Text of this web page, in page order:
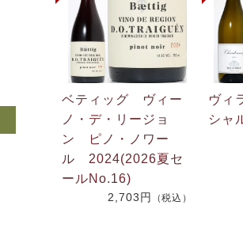
ベティッグ ヴィー
ノ・デ・リージョ
ン ピノ・ノワー
ル 2024(2026夏セ
ールNo.16)
2,703円 （税込）
ヴィ
シャ